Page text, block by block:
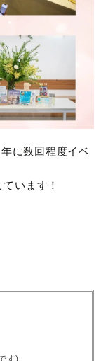
に数回程度イベ
います！
す)